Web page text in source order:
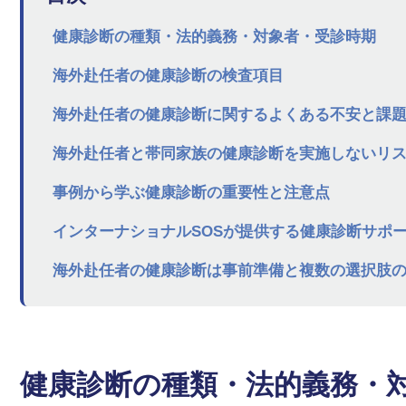
健康診断の種類・法的義務・対象者・受診時期
海外赴任者の健康診断の検査項目
海外赴任者の健康診断に関するよくある不安と課題
海外赴任者と帯同家族の健康診断を実施しないリ
事例から学ぶ健康診断の重要性と注意点
インターナショナルSOSが提供する健康診断サポ
海外赴任者の健康診断は事前準備と複数の選択肢
健康診断の種類・法的義務・